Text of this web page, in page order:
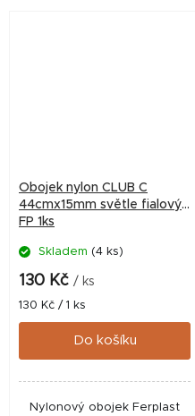
Obojek nylon CLUB C
44cmx15mm světle fialový
FP 1ks
Skladem (4 ks)
130 Kč / ks
Měrná
cena:
130 Kč / 1 ks
Do košíku
Nylonový obojek Ferplast